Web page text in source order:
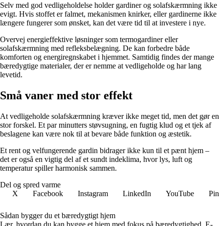
Selv med god vedligeholdelse holder gardiner og solafskærmning ikke
evigt. Hvis stoffet er falmet, mekanismen knirker, eller gardinerne ikke
længere fungerer som ønsket, kan det være tid til at investere i nye.
Overvej energieffektive løsninger som termogardiner eller
solafskærmning med refleksbelægning. De kan forbedre både
komforten og energiregnskabet i hjemmet. Samtidig findes der mange
bæredygtige materialer, der er nemme at vedligeholde og har lang
levetid.
Små vaner med stor effekt
At vedligeholde solafskærmning kræver ikke meget tid, men det gør en
stor forskel. Et par minutters støvsugning, en fugtig klud og et tjek af
beslagene kan være nok til at bevare både funktion og æstetik.
Et rent og velfungerende gardin bidrager ikke kun til et pænt hjem –
det er også en vigtig del af et sundt indeklima, hvor lys, luft og
temperatur spiller harmonisk sammen.
Del og spred varme
X
Facebook Instagram LinkedIn YouTube
Sådan bygger du et bæredygtigt hjem
Lær, hvordan du kan bygge et hjem med fokus på bæredygtighed. E-